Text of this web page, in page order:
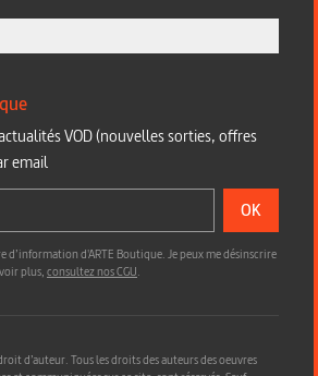
VOD (nouvelles sorties, offres
email
OK
d’information d'ARTE Boutique. Je peux me désinscrire
plus,consultez nos CGU.
d’auteur. Tous les droits des auteurs des oeuvres